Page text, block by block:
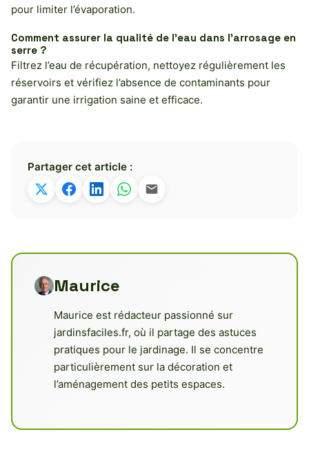
pour limiter l’évaporation.
Comment assurer la qualité de l’eau dans l’arrosage en
serre ?
Filtrez l’eau de récupération, nettoyez régulièrement les
réservoirs et vérifiez l’absence de contaminants pour
garantir une irrigation saine et efficace.
Partager cet article :
Maurice
Maurice est rédacteur passionné sur
jardinsfaciles.fr, où il partage des astuces
pratiques pour le jardinage. Il se concentre
particulièrement sur la décoration et
l’aménagement des petits espaces.